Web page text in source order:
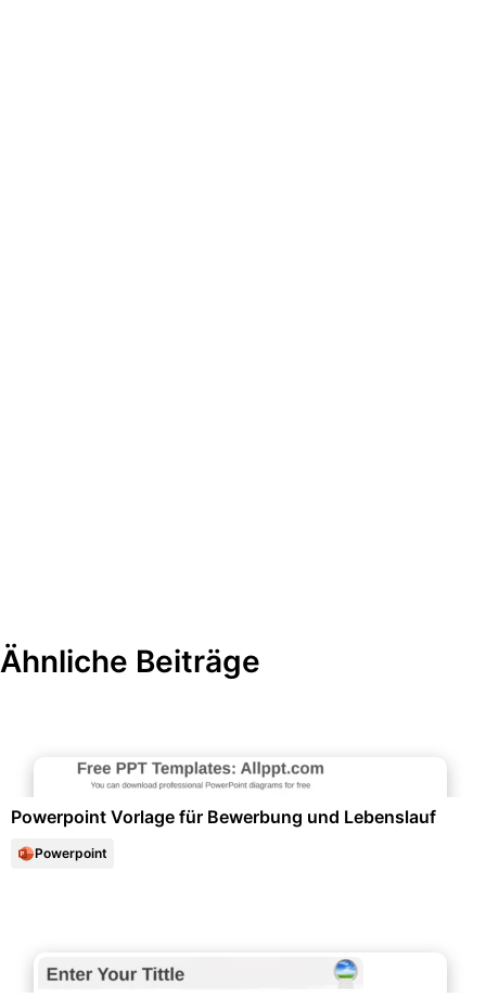
Ähnliche Beiträge
Powerpoint Vorlage für Bewerbung und Lebenslauf
Powerpoint